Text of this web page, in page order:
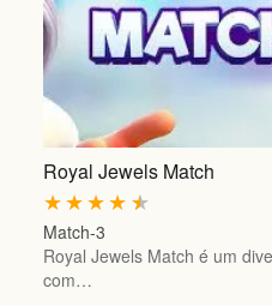
Royal Jewels Match
★
★
★
★
★
Match-3
Royal Jewels Match é um
com…